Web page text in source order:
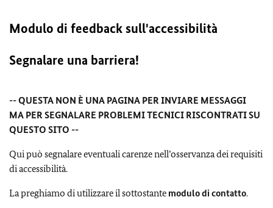
Modulo di feedback sull'accessibilità
Segnalare una barriera!
-- QUESTA NON È UNA PAGINA PER INVIARE MESSAGGI
MA PER SEGNALARE PROBLEMI TECNICI RISCONTRATI SU
QUESTO SITO --
Qui può segnalare eventuali carenze nell’osservanza dei requisiti
di accessibilità.
La preghiamo di utilizzare il sottostante modulo di contatto.